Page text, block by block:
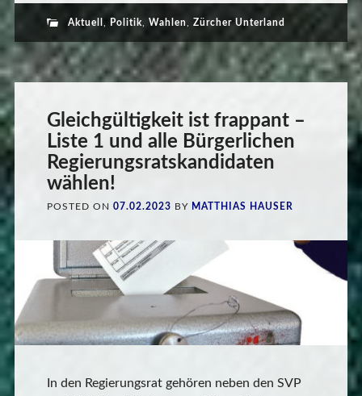
Aktuell , Politik, Wahlen, Zürcher Unterland
Gleichgültigkeit ist frappant –
Liste 1 und alle Bürgerlichen
Regierungsratskandidaten
wählen!
POSTED ON 07.02.2023 BY MATTHIAS HAUSER
In den Regierungsrat gehören neben den SVP